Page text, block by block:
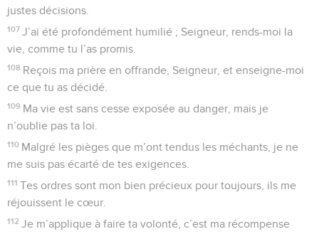
justes décisions.
107 J’ai été profondément humilié ; Seigneur, rends-moi la
vie, comme tu l’as promis.
108 Reçois ma prière en offrande, Seigneur, et enseigne-moi
ce que tu as décidé.
109 Ma vie est sans cesse exposée au danger, mais je
n’oublie pas ta loi.
110 Malgré les pièges que m’ont tendus les méchants, je ne
me suis pas écarté de tes exigences.
111 Tes ordres sont mon bien précieux pour toujours, ils me
réjouissent le cœur.
112 Je m’applique à faire ta volonté, c’est ma récompense